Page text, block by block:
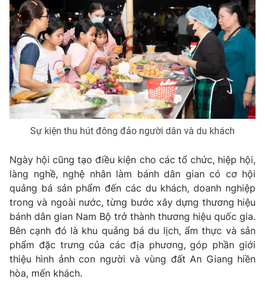
Cơ quan chủ quản: Đài Truyền hình Việt Nam
Cơ quan báo chí:Thời báo VTV
Giấy phép hoạt động báo in và báo điện tử số 483/GP-BTTTT
cấp ngày 29/12/2023
Tổng Biên tập:Vũ Thanh Thủy
Phó Tổng Biên tập:Nguyễn Thị Mỹ Hạnh, Phạm Quốc Thắng,
Nguyễn Trọng Ninh
Tổng đài VTV:024.38 355 931 - 024.38 355 932
Email: toasoan@vtv.vn
Liên hệ quảng cáo: 024-7300.7108
Sự kiện thu hút đông đảo người dân và du khách
Ngày hội cũng tạo điều kiện cho các tổ chức, hiệp hội,
làng nghề, nghệ nhân làm bánh dân gian có cơ hội
quảng bá sản phẩm đến các du khách, doanh nghiệp
trong và ngoài nước, từng bước xây dựng thương hiệu
bánh dân gian Nam Bộ trở thành thương hiệu quốc gia.
Bên cạnh đó là khu quảng bá du lịch, ẩm thực và sản
phẩm đặc trưng của các địa phương, góp phần giới
thiệu hình ảnh con người và vùng đất An Giang hiền
hòa, mến khách.